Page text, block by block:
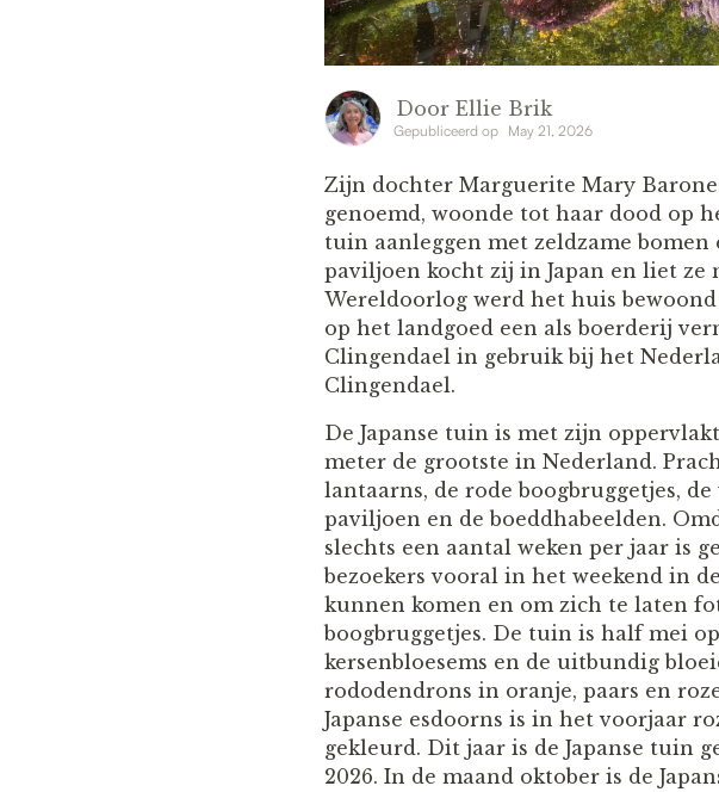
Door Ellie Brik
Gepubliceerd op May 21, 2026
Zijn dochter Marguerite Mary
genoemd, woonde tot haar dood op
tuin aanleggen met zeldzame
paviljoen kocht zij in Japan en liet ze
Wereldoorlog werd het huis
op het landgoed een als boerderij
Clingendael in gebruik bij het
Clingendael.
De Japanse tuin is met zijn
meter de grootste in Nederland.
lantaarns, de rode boogbruggetjes,
paviljoen en de boeddhabeelden.
slechts een aantal weken per jaar is
bezoekers vooral in het weekend in
kunnen komen en om zich te laten
boogbruggetjes. De tuin is half mei
kersenbloesems en de uitbundig
rododendrons in oranje, paars en
Japanse esdoorns is in het voorjaar
gekleurd. Dit jaar is de Japanse tuin
2026. In de maand oktober is de